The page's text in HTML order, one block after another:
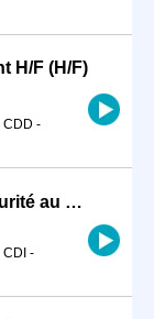
H/F (H/F)
CDD -
Consultant Formateur en Santé Sécurité au Travail H/F
CDI -